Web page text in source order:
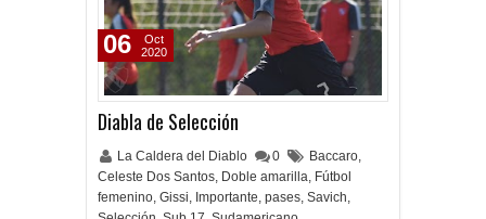
Diabla de Selección
La Caldera del Diablo 0 Baccaro,
Celeste Dos Santos, Doble amarilla, Fútbol
femenino, Gissi, Importante, pases, Savich,
06
Oct
2020